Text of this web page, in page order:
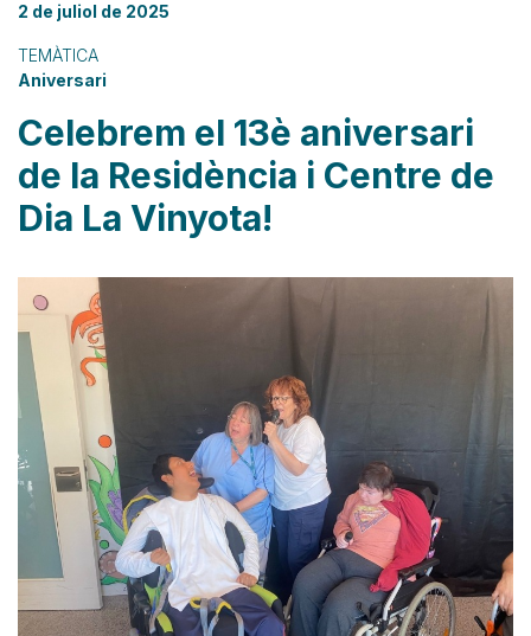
2 de juliol de 2025
TEMÀTICA
Aniversari
Celebrem el 13è aniversari
de la Residència i Centre de
Dia La Vinyota!